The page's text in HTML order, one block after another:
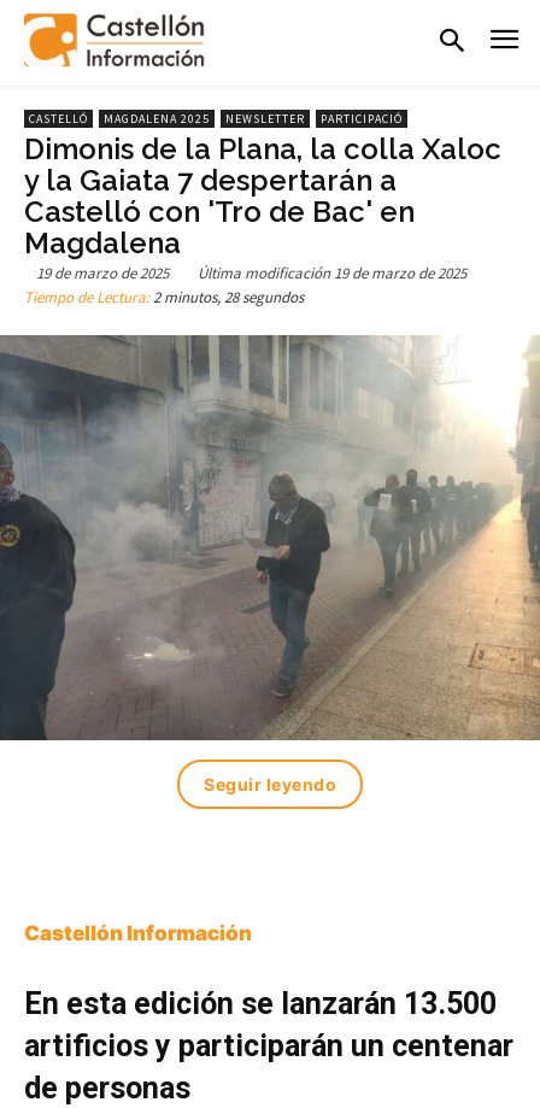
CASTELLÓ MAGDALENA 2025 NEWSLETTER PARTICIPACIÓ
Dimonis de la Plana, la colla Xaloc
y la Gaiata 7 despertarán a
Castelló con 'Tro de Bac' en
Magdalena
19 de marzo de 2025 Última modificación 19 de marzo de 2025
Tiempo de Lectura:2 minutos, 28 segundos
Seguir leyendo
Castellón Información
En esta edición se lanzarán 13.500
artificios y participarán un centenar
de personas